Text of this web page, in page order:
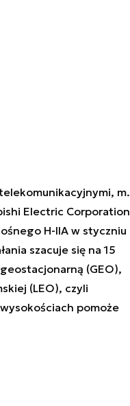
m.
Electric Corporation
H-IIA w styczniu
szacuje się na 15
(GEO),
(LEO), czyli
pomoże